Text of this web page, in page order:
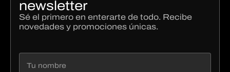
newsletter
Sé el primero en enterarte de todo. Recibe
novedades y promociones únicas.